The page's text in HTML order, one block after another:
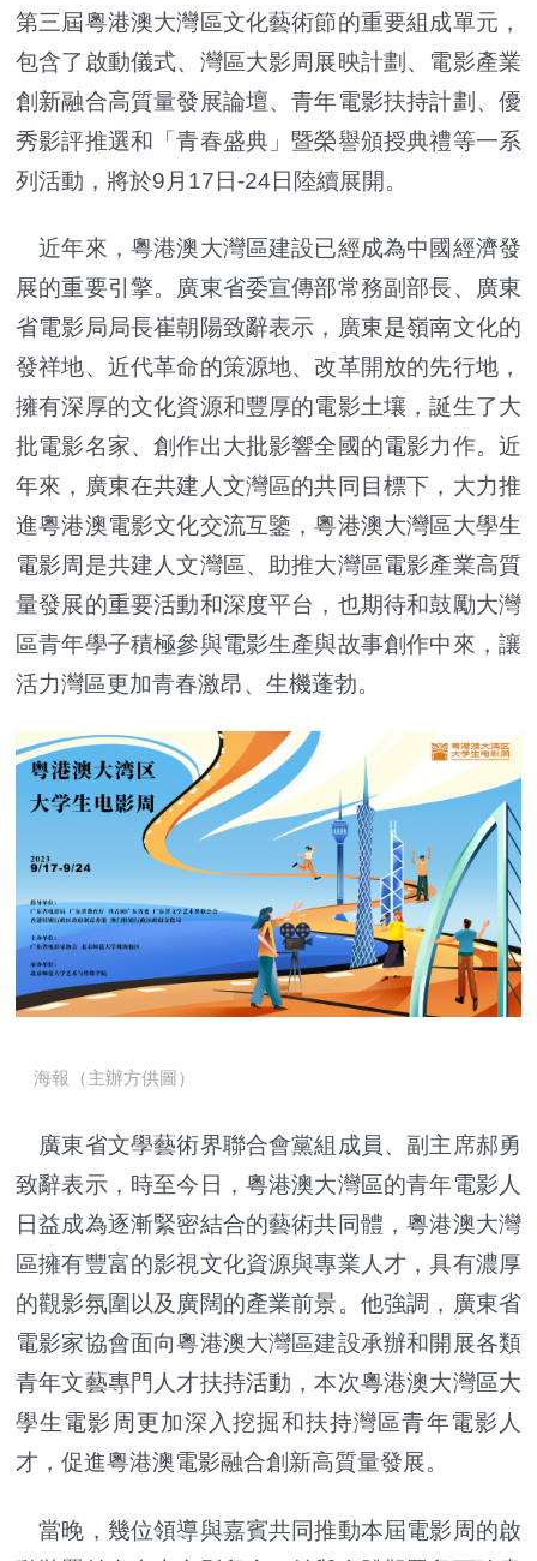
第三屆粵港澳大灣區文化藝術節的重要組成單元，
包含了啟動儀式、灣區大影周展映計劃、電影產業
創新融合高質量發展論壇、青年電影扶持計劃、優
秀影評推選和「青春盛典」暨榮譽頒授典禮等一系
列活動，將於9月17日-24日陸續展開。
近年來，粵港澳大灣區建設已經成為中國經濟發
展的重要引擎。廣東省委宣傳部常務副部長、廣東
省電影局局長崔朝陽致辭表示，廣東是嶺南文化的
發祥地、近代革命的策源地、改革開放的先行地，
擁有深厚的文化資源和豐厚的電影土壤，誕生了大
批電影名家、創作出大批影響全國的電影力作。近
年來，廣東在共建人文灣區的共同目標下，大力推
進粵港澳電影文化交流互鑒，粵港澳大灣區大學生
電影周是共建人文灣區、助推大灣區電影產業高質
量發展的重要活動和深度平台，也期待和鼓勵大灣
區青年學子積極參與電影生產與故事創作中來，讓
活力灣區更加青春激昂、生機蓬勃。
海報（主辦方供圖）
廣東省文學藝術界聯合會黨組成員、副主席郝勇
致辭表示，時至今日，粵港澳大灣區的青年電影人
日益成為逐漸緊密結合的藝術共同體，粵港澳大灣
區擁有豐富的影視文化資源與專業人才，具有濃厚
的觀影氛圍以及廣闊的產業前景。他強調，廣東省
電影家協會面向粵港澳大灣區建設承辦和開展各類
青年文藝專門人才扶持活動，本次粵港澳大灣區大
學生電影周更加深入挖掘和扶持灣區青年電影人
才，促進粵港澳電影融合創新高質量發展。
當晚，幾位領導與嘉賓共同推動本屆電影周的啟